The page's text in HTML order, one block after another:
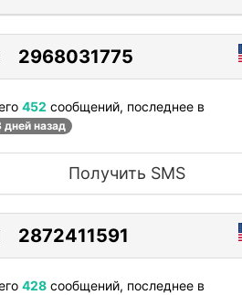
2968031775
452 сообщений, последнее в
дней назад
Получить SMS
2872411591
428 сообщений, последнее в